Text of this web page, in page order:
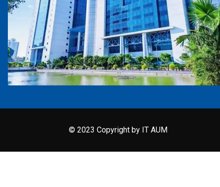
© 2023 Copyright by IT AUM